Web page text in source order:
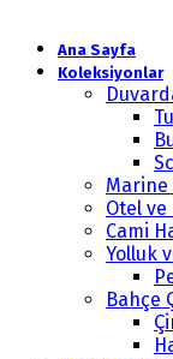
Ana Sayfa
Koleksiyonlar
Marine
Otel ve
Cami
Yolluk
Bahçe